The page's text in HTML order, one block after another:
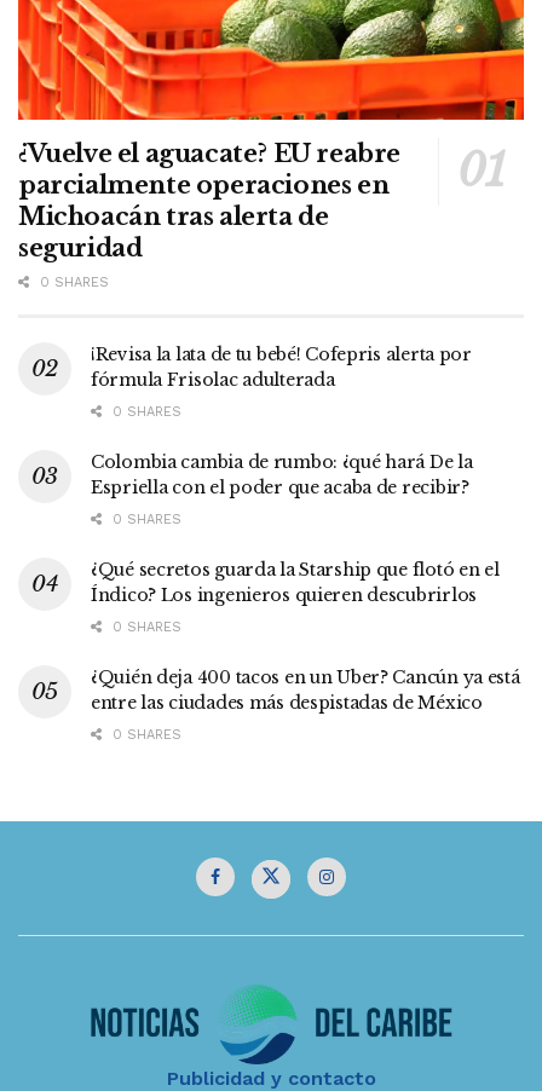
¿Vuelve el aguacate? EU reabre
parcialmente operaciones en
Michoacán tras alerta de
seguridad
0 SHARES
¡Revisa la lata de tu bebé! Cofepris alerta por
fórmula Frisolac adulterada
0 SHARES
Colombia cambia de rumbo: ¿qué hará De la
Espriella con el poder que acaba de recibir?
0 SHARES
¿Qué secretos guarda la Starship que flotó en el
Índico? Los ingenieros quieren descubrirlos
0 SHARES
¿Quién deja 400 tacos en un Uber? Cancún ya está
entre las ciudades más despistadas de México
0 SHARES
Publicidad y contacto